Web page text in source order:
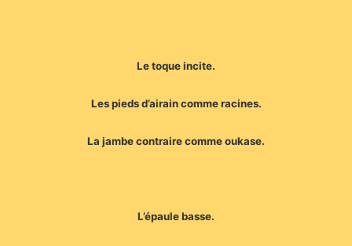
Le toque incite.
Les pieds d’airain comme racines.
La jambe contraire comme oukase.
L’épaule basse.